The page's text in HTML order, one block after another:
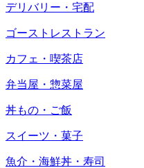
デリバリー・宅配
ゴーストレストラン
カフェ・喫茶店
弁当屋・惣菜屋
丼もの・ご飯
スイーツ・菓子
魚介・海鮮丼・寿司